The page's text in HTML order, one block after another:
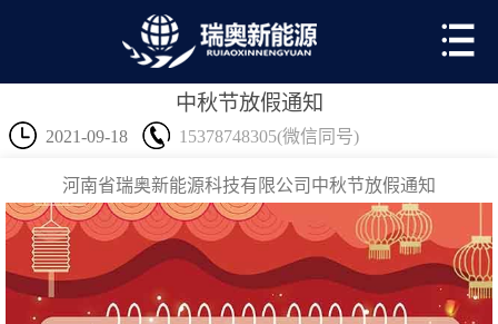
中秋节放假通知
2021-09-18 15378748305(微信同号)
河南省瑞奥新能源科技有限公司中秋节放假通知